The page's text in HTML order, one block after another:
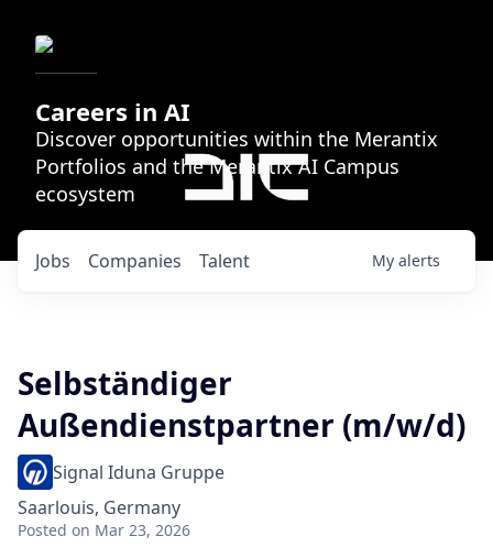
Careers in AI
Discover opportunities within the Merantix
Portfolios and the Merantix AI Campus
ecosystem
Jobs Companies Talent My alerts
Selbständiger
Außendienstpartner (m/w/d)
Signal Iduna Gruppe
Saarlouis, Germany
Posted on Mar 23, 2026